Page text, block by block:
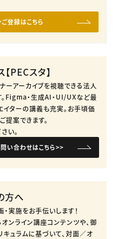
登録はこちら
PECスタ】
ーアーカイブを視聴できる法人
​Figma・生成AI・UI/UXなど最
イターの講義も充実。​お手頃価
提案できます。​
い。​
問い合わせはこちら>>
方へ
実施をお手伝いします！
ンライン講座コンテンツや、御
ュラムに基づいて、対面／オ